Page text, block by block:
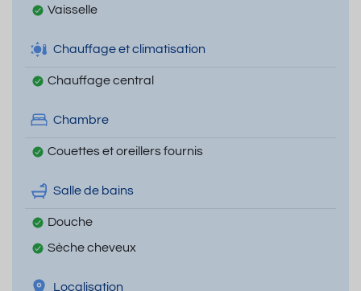
Vaisselle
Chauffage et climatisation
Chauffage central
Chambre
Couettes et oreillers fournis
Salle de bains
Douche
Sèche cheveux
Localisation